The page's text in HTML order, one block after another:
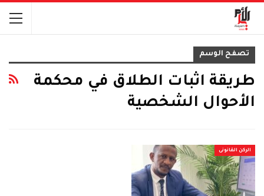
تصفح الوسم
طريقة اثبات الطلاق في محكمة
الأحوال الشخصية
الركن القانونى